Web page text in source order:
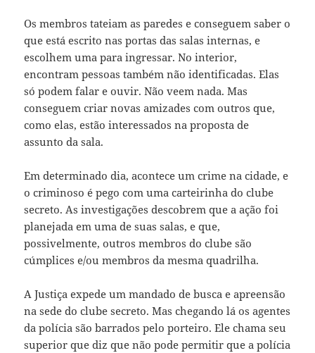
Os membros tateiam as paredes e conseguem saber o
que está escrito nas portas das salas internas, e
escolhem uma para ingressar. No interior,
encontram pessoas também não identificadas. Elas
só podem falar e ouvir. Não veem nada. Mas
conseguem criar novas amizades com outros que,
como elas, estão interessados na proposta de
assunto da sala.
Em determinado dia, acontece um crime na cidade, e
o criminoso é pego com uma carteirinha do clube
secreto. As investigações descobrem que a ação foi
planejada em uma de suas salas, e que,
possivelmente, outros membros do clube são
cúmplices e/ou membros da mesma quadrilha.
A Justiça expede um mandado de busca e apreensão
na sede do clube secreto. Mas chegando lá os agentes
da polícia são barrados pelo porteiro. Ele chama seu
superior que diz que não pode permitir que a polícia